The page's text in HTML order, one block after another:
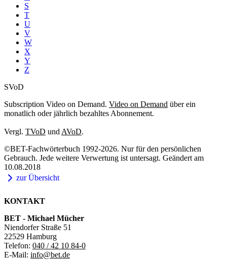
S
T
U
V
W
X
Y
Z
SVoD
Subscription Video on Demand. Video on Demand über ein
monatlich oder jährlich bezahltes Abonnement.
Vergl. TVoD und AVoD.
©BET-Fachwörterbuch 1992-2026. Nur für den persönlichen
Gebrauch. Jede weitere Verwertung ist untersagt. Geändert am
10.08.2018
zur Übersicht
KONTAKT
BET - Michael Mücher
Niendorfer Straße 51
22529 Hamburg
Telefon: 040 / 42 10 84-0
E-Mail: info@bet.de